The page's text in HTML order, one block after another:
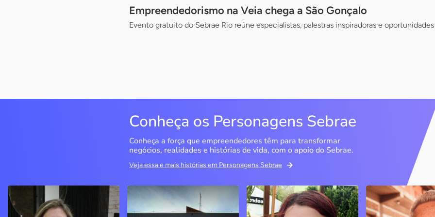
Empreendedorismo na Veia chega a São Gonçalo
Evento gratuito do Sebrae Rio reúne especialistas, palestras inspiradoras e
Conheça os Personagens Sebrae
Conheça a força que empreendedores têm para transformar
negócios, realidades e histórias de vida, com o apoio do Sebrae.
Veja essa e mais histórias em Personagens Sebrae
Delucci
Bento Gonçalves / RS
Infoecia Software
Ltda
Memória Ancestral
São Luís / MA
Espedito
Nova Olinda / CE